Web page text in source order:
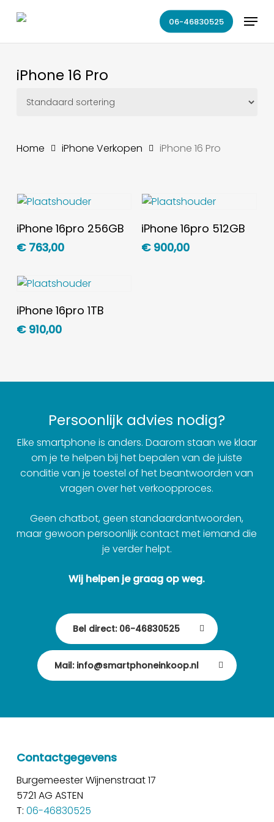
06-46830525 Menu
iPhone 16 Pro
Home iPhone Verkopen iPhone 16 Pro
Toevoegen Aan
Winkelwagen
iPhone 16pro 256GB
€763,00
Toevoegen Aan
Winkelwagen
iPhone 16pro 512GB
€900,00
Toevoegen Aan
Winkelwagen
iPhone 16pro 1TB
€910,00
Persoonlijk advies nodig?
Elke smartphone is anders. Daarom staan we klaar
om je te helpen bij het bepalen van de juiste
conditie van je toestel of het beantwoorden van
vragen over het verkoopproces.
Geen chatbot, geen standaardantwoorden,
maar gewoon persoonlijk contact met iemand die
je verder helpt.
Wij helpen je graag op weg.
Bel direct: 06-46830525
Mail: info@smartphoneinkoop.nl
Contactgegevens
Burgemeester Wijnenstraat 17
5721 AG ASTEN
T: 06-46830525